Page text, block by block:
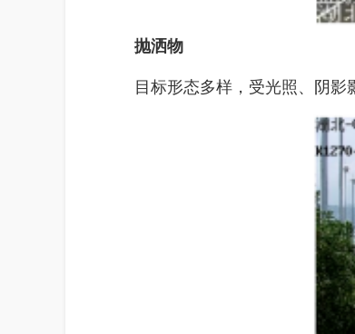
抛洒物
目标形态多样，受光照、阴影